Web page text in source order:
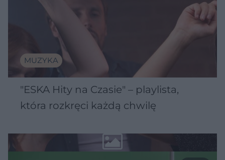
MUZYKA
"ESKA Hity na Czasie" – playlista,
która rozkręci każdą chwilę